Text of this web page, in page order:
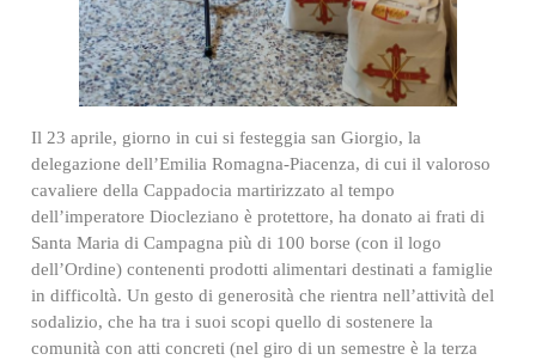
Il 23 aprile, giorno in cui si festeggia san Giorgio, la
delegazione dell’Emilia Romagna-Piacenza, di cui il valoroso
cavaliere della Cappadocia martirizzato al tempo
dell’imperatore Diocleziano è protettore, ha donato ai frati di
Santa Maria di Campagna più di 100 borse (con il logo
dell’Ordine) contenenti prodotti alimentari destinati a famiglie
in difficoltà. Un gesto di generosità che rientra nell’attività del
sodalizio, che ha tra i suoi scopi quello di sostenere la
comunità con atti concreti (nel giro di un semestre è la terza